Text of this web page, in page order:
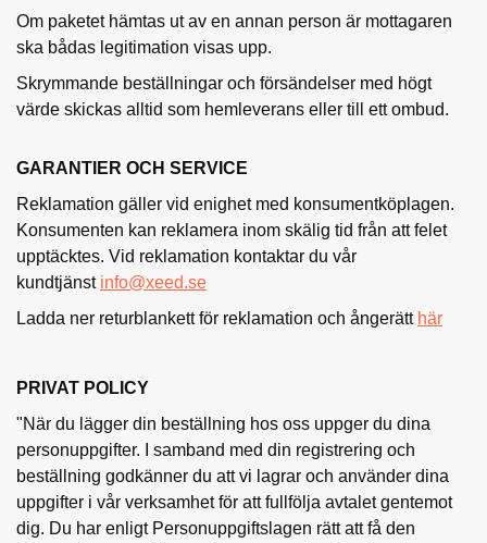
Om paketet hämtas ut av en annan person är mottagaren
ska bådas legitimation visas upp.
Skrymmande beställningar och försändelser med högt
värde skickas alltid som hemleverans eller till ett ombud.
GARANTIER OCH SERVICE
Reklamation gäller vid enighet med konsumentköplagen.
Konsumenten kan reklamera inom skälig tid från att felet
upptäcktes. Vid reklamation kontaktar du vår
kundtjänst info@xeed.se
Ladda ner returblankett för reklamation och ångerätt här
PRIVAT POLICY
"När du lägger din beställning hos oss uppger du dina
personuppgifter. I samband med din registrering och
beställning godkänner du att vi lagrar och använder dina
uppgifter i vår verksamhet för att fullfölja avtalet gentemot
dig. Du har enligt Personuppgiftslagen rätt att få den